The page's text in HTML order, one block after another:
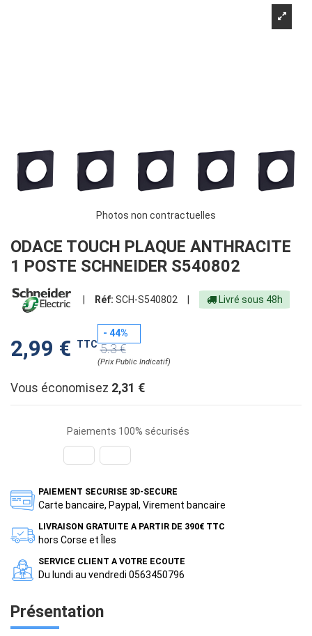
Photos non contractuelles
ODACE TOUCH PLAQUE ANTHRACITE
1 POSTE SCHNEIDER S540802
Réf: SCH-S540802 Livré sous 48h
2,99 € TTC
- 44%
5.3 €
(Prix Public Indicatif)
Vous économisez 2,31 €
Paiements 100% sécurisés
PAIEMENT SECURISE 3D-SECURE
Carte bancaire, Paypal, Virement bancaire
LIVRAISON GRATUITE A PARTIR DE 390€ TTC
hors Corse et Îles
SERVICE CLIENT A VOTRE ECOUTE
Du lundi au vendredi 0563450796
Présentation